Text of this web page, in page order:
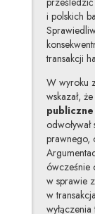
i polskich
transakcji
W wyroku
wskazał,
prawnego,
w sprawie
w